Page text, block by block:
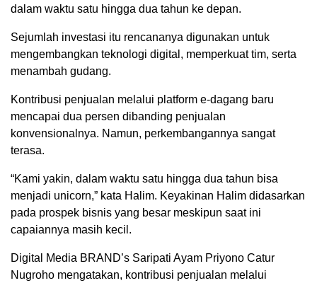
dalam waktu satu hingga dua tahun ke depan.
Sejumlah investasi itu rencananya digunakan untuk
mengembangkan teknologi digital, memperkuat tim, serta
menambah gudang.
Kontribusi penjualan melalui platform e-dagang baru
mencapai dua persen dibanding penjualan
konvensionalnya. Namun, perkembangannya sangat
terasa.
“Kami yakin, dalam waktu satu hingga dua tahun bisa
menjadi unicorn,” kata Halim. Keyakinan Halim didasarkan
pada prospek bisnis yang besar meskipun saat ini
capaiannya masih kecil.
Digital Media BRAND’s Saripati Ayam Priyono Catur
Nugroho mengatakan, kontribusi penjualan melalui